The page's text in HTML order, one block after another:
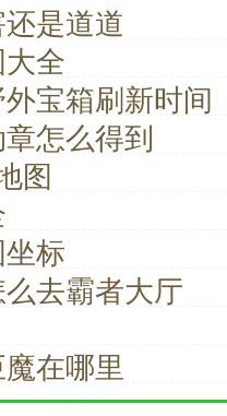
是道道
全
宝箱刷新时间
怎么得到
图
标
去霸者大厅
在哪里